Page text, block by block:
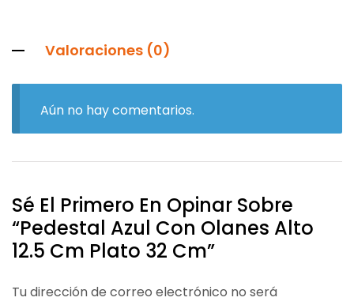
Valoraciones (0)
Aún no hay comentarios.
Sé El Primero En Opinar Sobre
“Pedestal Azul Con Olanes Alto
12.5 Cm Plato 32 Cm”
Tu dirección de correo electrónico no será